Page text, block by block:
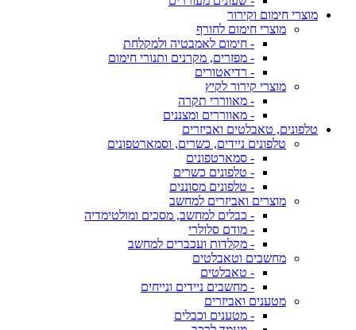
מוצרי חימום וקירור
מוצרי חימום לחורף
- חימום לאמבטיה ולמקלחת
- מפזרים, מקרנים ותנורי חימום
- רדיאטורים
מוצרי קירור לקיץ
- מאווררי תקרה
- מאווררים ומצננים
טלפונים, טאבלטים ואביזרים
טלפונים ניידים, כשרים, וסמארטפונים
- סמארטפונים
- טלפונים כשרים
- טלפונים מסוננים
מוצרים ואביזרים למחשב
- כבלים למחשב, מסכים ומולטימדיה
- מודם סלולרי
- מקלדות ועכברים למחשב
מחשבים וטאבלטים
- טאבלטים
- מחשבים ניידים ונייחים
מטענים ואביזרים
- מטענים וכבלים